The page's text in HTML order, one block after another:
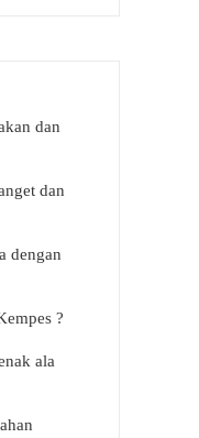
dan
dan
dengan
?
ala